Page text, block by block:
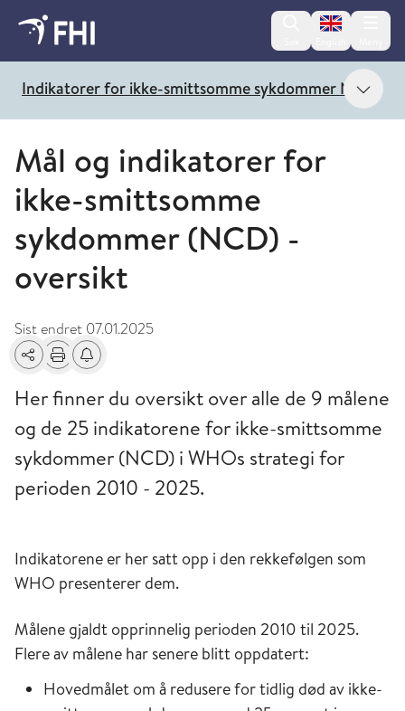
Change
Indikatorer for ikke-smittsomme sykdommer NCD Vis
Mål og indikatorer for
ikke-smittsomme
sykdommer (NCD) -
oversikt
Sist endret 07.01.2025
Del Skriv utFå varsel om endringer
Her finner du oversikt over alle de 9 målene
og de 25 indikatorene for ikke-smittsomme
sykdommer (NCD) i WHOs strategi for
perioden 2010 - 2025.
Indikatorene er her satt opp i den rekkefølgen som
WHO presenterer dem.
Målene gjaldt opprinnelig perioden 2010 til 2025.
Flere av målene har senere blitt oppdatert:
Hovedmålet om å redusere fortidlig død av ikke-